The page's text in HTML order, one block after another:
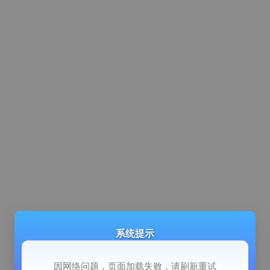
系统提示
因网络问题，页面加载失败，请刷新重试